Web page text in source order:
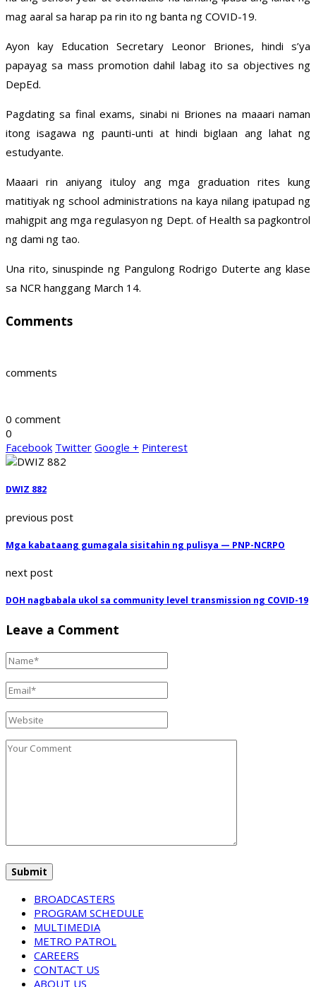
mag aaral sa harap pa rin ito ng banta ng COVID-19.
Ayon kay Education Secretary Leonor Briones, hindi s’ya
papayag sa mass promotion dahil labag ito sa objectives ng
DepEd.
Pagdating sa final exams, sinabi ni Briones na maaari naman
itong isagawa ng paunti-unti at hindi biglaan ang lahat ng
estudyante.
Maaari rin aniyang ituloy ang mga graduation rites kung
matitiyak ng school administrations na kaya nilang ipatupad ng
mahigpit ang mga regulasyon ng Dept. of Health sa pagkontrol
ng dami ng tao.
Una rito, sinuspinde ng Pangulong Rodrigo Duterte ang klase
sa NCR hanggang March 14.
Comments
comments
0 comment
0
Facebook Twitter Google + Pinterest
DWIZ 882
previous post
Mga kabataang gumagala sisitahin ng pulisya — PNP-NCRPO
next post
DOH nagbabala ukol sa community level transmission ng COVID-19
Leave a Comment
BROADCASTERS
PROGRAM SCHEDULE
MULTIMEDIA
METRO PATROL
CAREERS
CONTACT US
ABOUT US